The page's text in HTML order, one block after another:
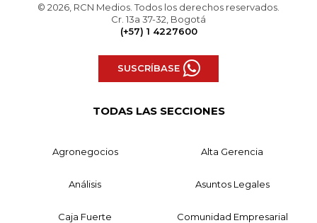
© 2026, RCN Medios. Todos los derechos reservados.
Cr. 13a 37-32, Bogotá
(+57) 1 4227600
SUSCRÍBASE
TODAS LAS SECCIONES
Agronegocios Alta Gerencia
Análisis Asuntos Legales
Caja Fuerte Comunidad Empresarial